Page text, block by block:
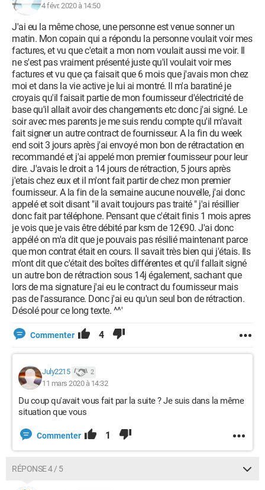
4 févr. 2020 à 14:50
J'ai eu la même chose, une personne est venue sonner un
matin. Mon copain qui a répondu la personne voulait voir mes
factures, et vu que c'etait a mon nom voulait aussi me voir. Il
ne s'est pas vraiment présenté juste qu'il voulait voir mes
factures et vu que ça faisait que 6 mois que j'avais mon chez
moi et dans la vie active je lui ai montré. Il m'a baratiné je
croyais qu'il faisait partie de mon fournisseur d'électricité de
base qu'il allait avoir des changements etc donc j'ai signé. Le
soir avec mes parents je me suis rendu compte qu'il m'avait
fait signer un autre contract de fournisseur. A la fin du week
end soit 3 jours après j'ai envoyé mon bon de rétractation en
recommandé et j'ai appelé mon premier fournisseur pour leur
dire. J'avais le droit a 14 jours de rétraction, 5 jours après
j'etais chez eux et il m'ont fait partir de chez mon premier
fournisseur. A la fin de la semaine aucune nouvelle, j'ai donc
appelé et soit disant "il avait toujours pas traité " j'ai résillier
donc fait par téléphone. Pensant que c'était finis 1 mois apres
je vois que je vais être débité par ksm de 12€90. J'ai donc
appélé on m'a dit que je pouvais pas résilié maintenant parce
que mon contrat était en cours. Il savait très bien qui j'étais. Ils
m'ont dit que c'était des boîtes différentes et qu'il fallait signé
un autre bon de rétraction sous 14j également, sachant que
lors de ma signature j'ai eu le contract du fournisseur mais
pas de l'assurance. Donc j'ai eu qu'un seul bon de rétraction.
Désolé pour ce long texte. ^^'
Commenter 4
July2215 2
11 mars 2020 à 14:32
Du coup qu'avait vous fait par la suite ? Je suis dans la même
situation que vous
Commenter 1
RÉPONSE 4 / 5